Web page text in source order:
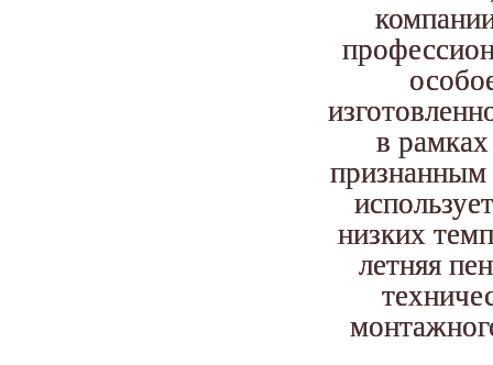
в
признанным
низких
летняя